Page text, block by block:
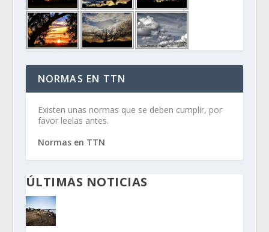
NORMAS EN TTN
Existen unas normas que se deben cumplir, por
favor leelas antes.
Normas en TTN
ÚLTIMAS NOTICIAS